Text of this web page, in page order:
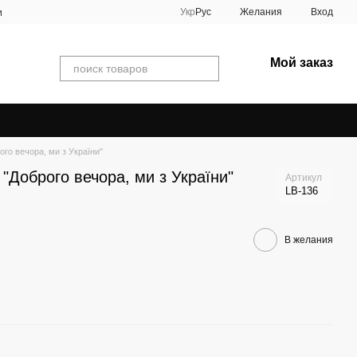
Укр Рус Желания Вход
Мой заказ
вечора, ми з України"
вечора, ми з України" Артикул
LB-136
В желания